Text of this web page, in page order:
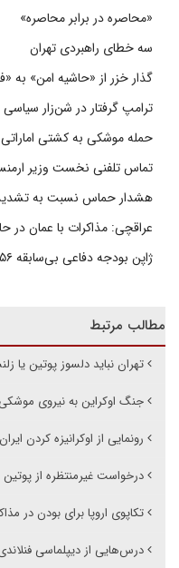
«محاصره در برابر محاصره»
سه خطای راهبردی تهران
گذار خزر از «حاشیه امن» به
ترامپ گرفتار در شن‌زار سیاسی
حمله موشکی به کشتی اماراتی
تماس تلفنی نخست وزیر
هشدار حماس نسبت به
عراقچی: مذاکرات با عمان در
ژاپن بودجه دفاعی بی‌سابقه ۵۶ میلیارد دلاری را در نظر دارد
مطالب مرتبط
تهران نباید دلسوز پوتین یا
جنگ اوکراین به نیروی
رونمایی از اوکرانیزه کردن ایران
درخواست غیرمنتظره از پوتین
تکاپوی اروپا برای بودن در
درس‌هایی از دیپلماسی